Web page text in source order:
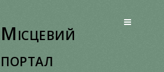
Місцевий
портал